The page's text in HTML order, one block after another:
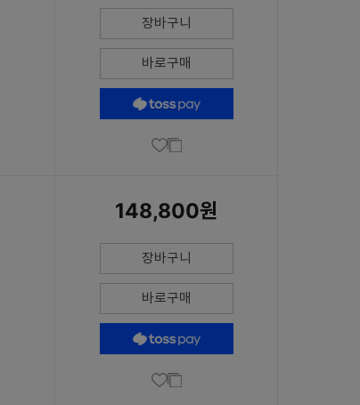
WUHD(5120 x 2160)
WUXGA(1920 x 1200)
장바구니
바로구매
148,800원
장바구니
바로구매